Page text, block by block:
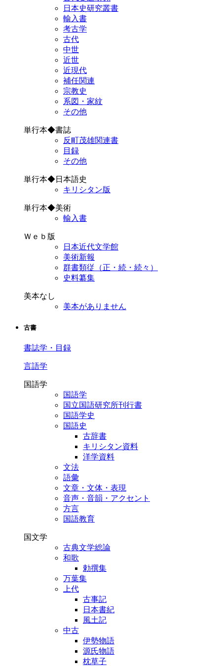
日本史研究叢書
輸入書
考古学
古代
中世
近世
近現代
補任関連
宗教史
系図・家紋
その他
単行本◆書誌
反町茂雄関連書
目録
その他
単行本◆日本語史
キリシタン版
単行本◆美術
輸入書
Ｗｅｂ版
日本近代文学館
美術新報
群書類従（正・続・続々）
史料纂集
美本なし
美本がありません
古書
書誌学・目録
言語学
国語学
国語学
国立国語研究所刊行書
国語学史
国語史
古辞書
キリシタン資料
洋学資料
文法
語彙
文章・文体・表現
音声・音韻・アクセント
方言
国語教育
国文学
古典文学総論
和歌
勅撰集
万葉集
上代
古事記
日本書紀
風土記
中古
伊勢物語
源氏物語
枕草子